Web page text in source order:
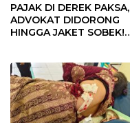
PAJAK DI DEREK PAKSA,
ADVOKAT DIDORONG
HINGGA JAKET SOBEK!
Pekanbaru!